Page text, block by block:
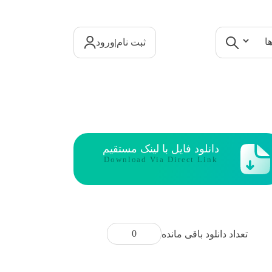
ثبت نام|ورود
دانلود فایل با لینک مستقیم
Download Via Direct Link
تعداد دانلود باقی مانده 0